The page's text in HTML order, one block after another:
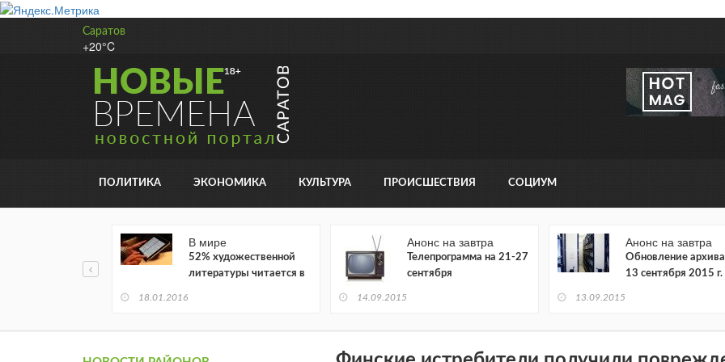
Саратов
+20°C
ПОЛИТИКА ЭКОНОМИКА КУЛЬТУРА ПРОИСШЕСТВИЯ СОЦИУМ
В мире
52% художественной
литературы читается в
18.01.2016
Анонс на завтра
Телепрограмма на 21-27
сентября
14.09.2015
Анонс на завтра
Обновление архива
13 сентября 2015 г.
13.09.2015